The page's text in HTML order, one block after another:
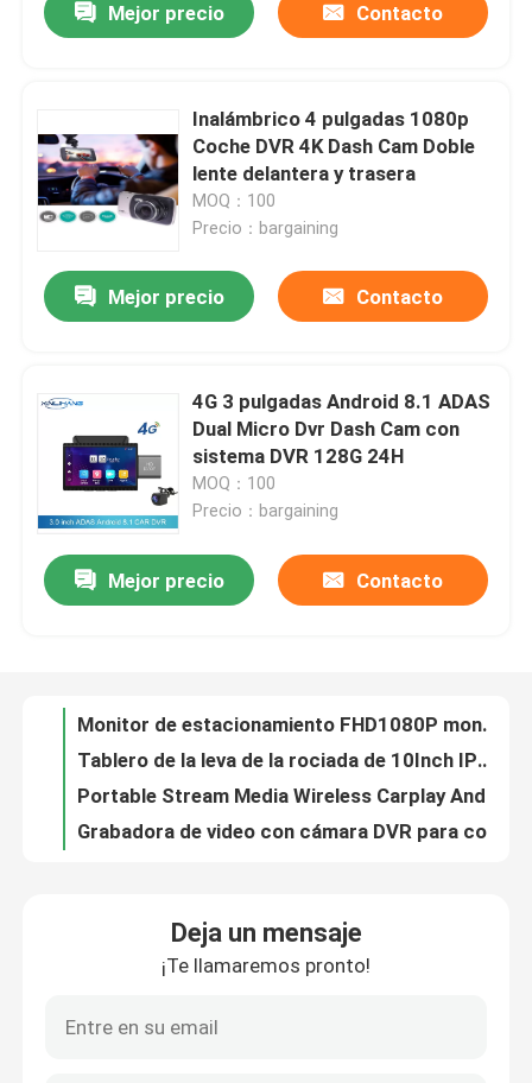
Inicio
Productos
Control de Calidad
Contacto
Mejor precio Contacto
Inalámbrico 4 pulgadas 1080p
Coche DVR 4K Dash Cam Doble
lente delantera y trasera
MOQ：100
Precio：bargaining
Mejor precio Contacto
4G 3 pulgadas Android 8.1 ADAS
Dual Micro Dvr Dash Cam con
sistema DVR 128G 24H
MOQ：100
Precio：bargaining
Mejor precio Contacto
Monitor de estacionamiento FHD1080P montado en tablero de instrumentos con pantalla táctil IPS 2.5D de 10 pulgadas
Vehículo 30FPS 2.5D Pantalla táctil Stream Dash Cam WIFI GPS Gran angular
10 pulgadas coche DVR cámara visión nocturna detección de movimiento Dash Cam 1440P
10 pulgadas 1440P 1080P Tablero Dash Cam WIFI GPS Visión nocturna
Cámara 4K del tablero de instrumentos del coche del ODM SONY335 DVR con GPS
Deja un mensaje
¡Te llamaremos pronto!